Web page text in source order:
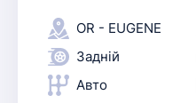
OR - EUGENE
Задній
Авто